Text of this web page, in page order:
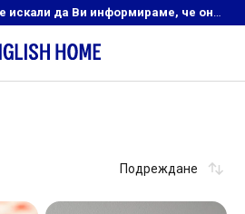
Скъпи клиенти, Бихме искали да Ви информираме, че онлайн магазинът на English Home преустановява своята дейност. Прекрасният ни и усмихнат екип ,Ви очаква в нашите физически магазини, където ще откриете любимите си продукти! Благодарим Ви, че сте част от семейството на Еnglish Home!
Подреждане